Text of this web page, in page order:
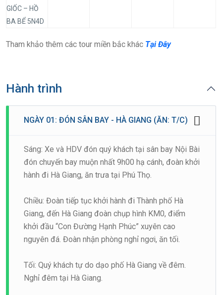
GIỐC – HỒ
BA BỂ 5N4D
Tham khảo thêm các tour miền bắc khác Tại Đây
Hành trình
NGÀY 01: ĐÓN SÂN BAY - HÀ GIANG (ĂN: T/C)
Sáng: Xe và HDV đón quý khách tại sân bay Nội Bài
đón chuyến bay muộn nhất 9h00 hạ cánh, đoàn khởi
hành đi Hà Giang, ăn trưa tại Phú Thọ.
Chiều: Đoàn tiếp tục khởi hành đi Thành phố Hà
Giang, đến Hà Giang đoàn chụp hình KM0, điểm
khởi đầu “Con Đường Hạnh Phúc” xuyên cao
nguyên đá. Đoàn nhận phòng nghỉ ngơi, ăn tối.
Tối: Quý khách tự do dạo phố Hà Giang về đêm.
Nghỉ đêm tại Hà Giang.